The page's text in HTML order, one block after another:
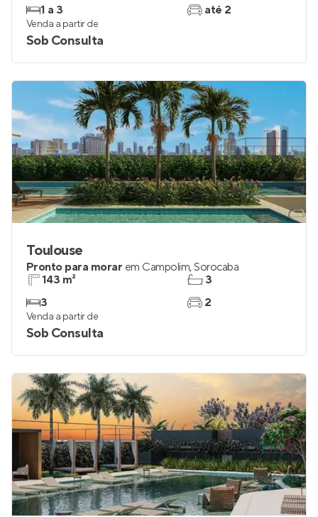
1 a 3
até 2
Venda a partir de
Sob Consulta
Toulouse
Pronto para morar em Campolim,Sorocaba
143 m²
3
3
2
Venda a partir de
Sob Consulta